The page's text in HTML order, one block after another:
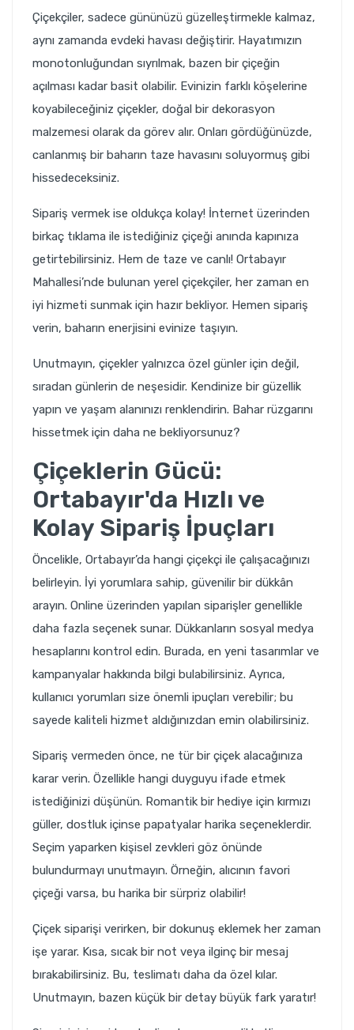
Çiçekçiler, sadece gününüzü güzelleştirmekle kalmaz,
aynı zamanda evdeki havası değiştirir. Hayatımızın
monotonluğundan sıyrılmak, bazen bir çiçeğin
açılması kadar basit olabilir. Evinizin farklı köşelerine
koyabileceğiniz çiçekler, doğal bir dekorasyon
malzemesi olarak da görev alır. Onları gördüğünüzde,
canlanmış bir baharın taze havasını soluyormuş gibi
hissedeceksiniz.
Sipariş vermek ise oldukça kolay! İnternet üzerinden
birkaç tıklama ile istediğiniz çiçeği anında kapınıza
getirtebilirsiniz. Hem de taze ve canlı! Ortabayır
Mahallesi’nde bulunan yerel çiçekçiler, her zaman en
iyi hizmeti sunmak için hazır bekliyor. Hemen sipariş
verin, baharın enerjisini evinize taşıyın.
Unutmayın, çiçekler yalnızca özel günler için değil,
sıradan günlerin de neşesidir. Kendinize bir güzellik
yapın ve yaşam alanınızı renklendirin. Bahar rüzgarını
hissetmek için daha ne bekliyorsunuz?
Çiçeklerin Gücü:
Ortabayır'da Hızlı ve
Kolay Sipariş İpuçları
Öncelikle, Ortabayır’da hangi çiçekçi ile çalışacağınızı
belirleyin. İyi yorumlara sahip, güvenilir bir dükkân
arayın. Online üzerinden yapılan siparişler genellikle
daha fazla seçenek sunar. Dükkanların sosyal medya
hesaplarını kontrol edin. Burada, en yeni tasarımlar ve
kampanyalar hakkında bilgi bulabilirsiniz. Ayrıca,
kullanıcı yorumları size önemli ipuçları verebilir; bu
sayede kaliteli hizmet aldığınızdan emin olabilirsiniz.
Sipariş vermeden önce, ne tür bir çiçek alacağınıza
karar verin. Özellikle hangi duyguyu ifade etmek
istediğinizi düşünün. Romantik bir hediye için kırmızı
güller, dostluk içinse papatyalar harika seçeneklerdir.
Seçim yaparken kişisel zevkleri göz önünde
bulundurmayı unutmayın. Örneğin, alıcının favori
çiçeği varsa, bu harika bir sürpriz olabilir!
Çiçek siparişi verirken, bir dokunuş eklemek her zaman
işe yarar. Kısa, sıcak bir not veya ilginç bir mesaj
bırakabilirsiniz. Bu, teslimatı daha da özel kılar.
Unutmayın, bazen küçük bir detay büyük fark yaratır!